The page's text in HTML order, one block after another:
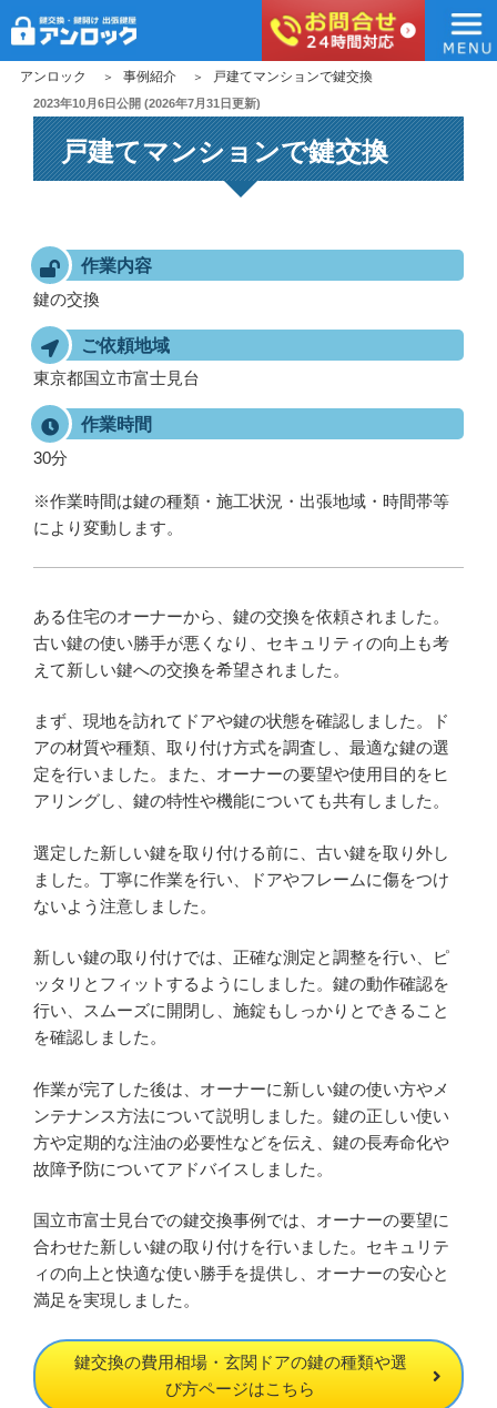
アンロック
アンロック 事例紹介 戸建てマンションで鍵交換
投
稿
日:
2023年10月6日公開 (2026年7月31日更新)
戸建てマンションで鍵交換
作業内容
鍵の交換
ご依頼地域
東京都国立市富士見台
作業時間
30分
※作業時間は鍵の種類・施工状況・出張地域・時間帯等
により変動します。
ある住宅のオーナーから、鍵の交換を依頼されました。
古い鍵の使い勝手が悪くなり、セキュリティの向上も考
えて新しい鍵への交換を希望されました。
まず、現地を訪れてドアや鍵の状態を確認しました。ド
アの材質や種類、取り付け方式を調査し、最適な鍵の選
定を行いました。また、オーナーの要望や使用目的をヒ
アリングし、鍵の特性や機能についても共有しました。
選定した新しい鍵を取り付ける前に、古い鍵を取り外し
ました。丁寧に作業を行い、ドアやフレームに傷をつけ
ないよう注意しました。
新しい鍵の取り付けでは、正確な測定と調整を行い、ピ
ッタリとフィットするようにしました。鍵の動作確認を
行い、スムーズに開閉し、施錠もしっかりとできること
を確認しました。
作業が完了した後は、オーナーに新しい鍵の使い方やメ
ンテナンス方法について説明しました。鍵の正しい使い
方や定期的な注油の必要性などを伝え、鍵の長寿命化や
故障予防についてアドバイスしました。
国立市富士見台での鍵交換事例では、オーナーの要望に
合わせた新しい鍵の取り付けを行いました。セキュリテ
ィの向上と快適な使い勝手を提供し、オーナーの安心と
満足を実現しました。
鍵交換の費用相場・玄関ドアの鍵の種類や選
び方ページはこちら